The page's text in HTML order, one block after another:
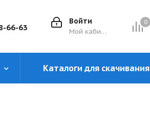
0
Войти
Мой кабинет
66-63
Каталоги для скачивания